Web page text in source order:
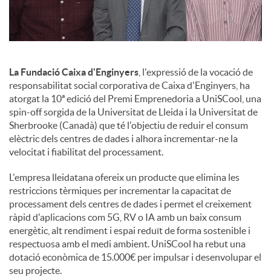
La Fundació Caixa d'Enginyers , l'expressió de la vocació de
responsabilitat social corporativa de Caixa d'Enginyers, ha
atorgat la 10ª edició del Premi Emprenedoria a UniSCool, una
spin-off sorgida de la Universitat de Lleida i la Universitat de
Sherbrooke (Canadà) que té l'objectiu de reduir el consum
elèctric dels centres de dades i alhora incrementar-ne la
velocitat i fiabilitat del processament.
L'empresa lleidatana ofereix un producte que elimina les
restriccions tèrmiques per incrementar la capacitat de
processament dels centres de dades i permet el creixement
ràpid d'aplicacions com 5G, RV o IA amb un baix consum
energètic, alt rendiment i espai reduït de forma sostenible i
respectuosa amb el medi ambient. UniSCool ha rebut una
dotació econòmica de 15.000€ per impulsar i desenvolupar el
seu projecte.